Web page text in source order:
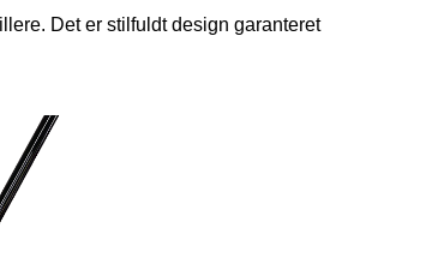
Det er stilfuldt design garanteret